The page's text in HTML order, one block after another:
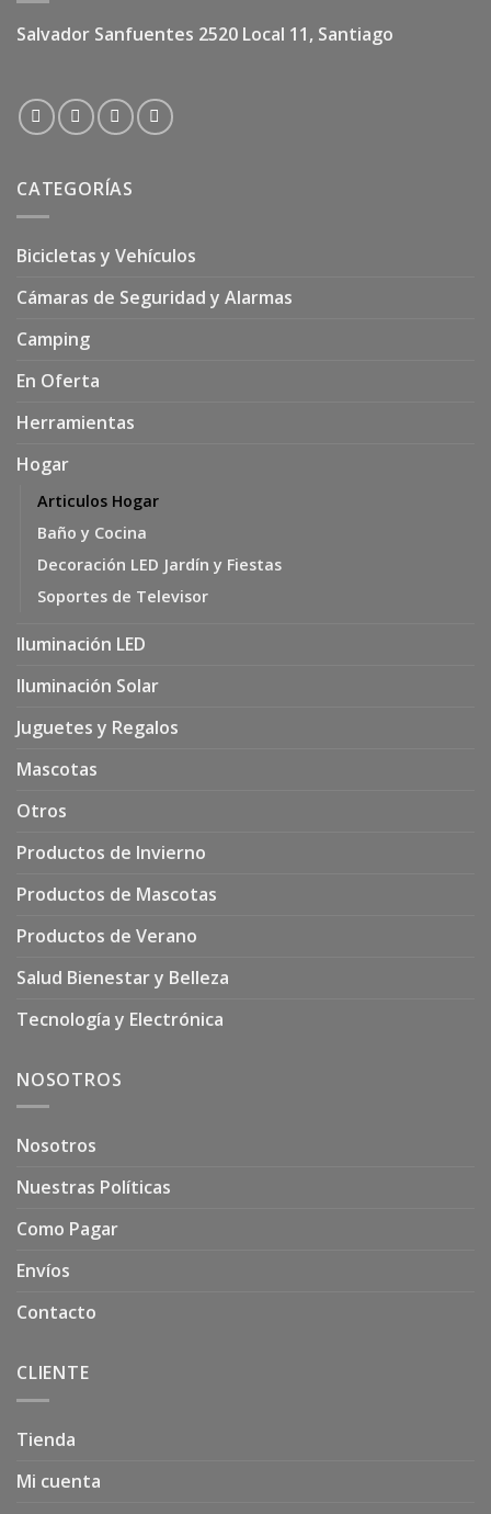
Salvador Sanfuentes 2520 Local 11, Santiago
CATEGORÍAS
Bicicletas y Vehículos
Cámaras de Seguridad y Alarmas
Camping
En Oferta
Herramientas
Hogar
Articulos Hogar
Baño y Cocina
Decoración LED Jardín y Fiestas
Soportes de Televisor
Iluminación LED
Iluminación Solar
Juguetes y Regalos
Mascotas
Otros
Productos de Invierno
Productos de Mascotas
Productos de Verano
Salud Bienestar y Belleza
Tecnología y Electrónica
NOSOTROS
Nosotros
Nuestras Políticas
Como Pagar
Envíos
Contacto
CLIENTE
Tienda
Mi cuenta